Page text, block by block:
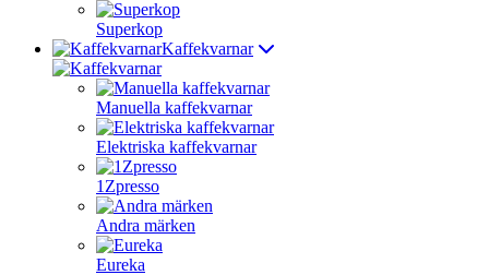
Superkop
Kaffekvarnar
Manuella kaffekvarnar
Elektriska kaffekvarnar
1Zpresso
Andra märken
Eureka